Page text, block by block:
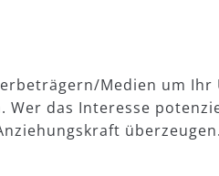
Medien um Ihr
das Interesse
überzeugen.